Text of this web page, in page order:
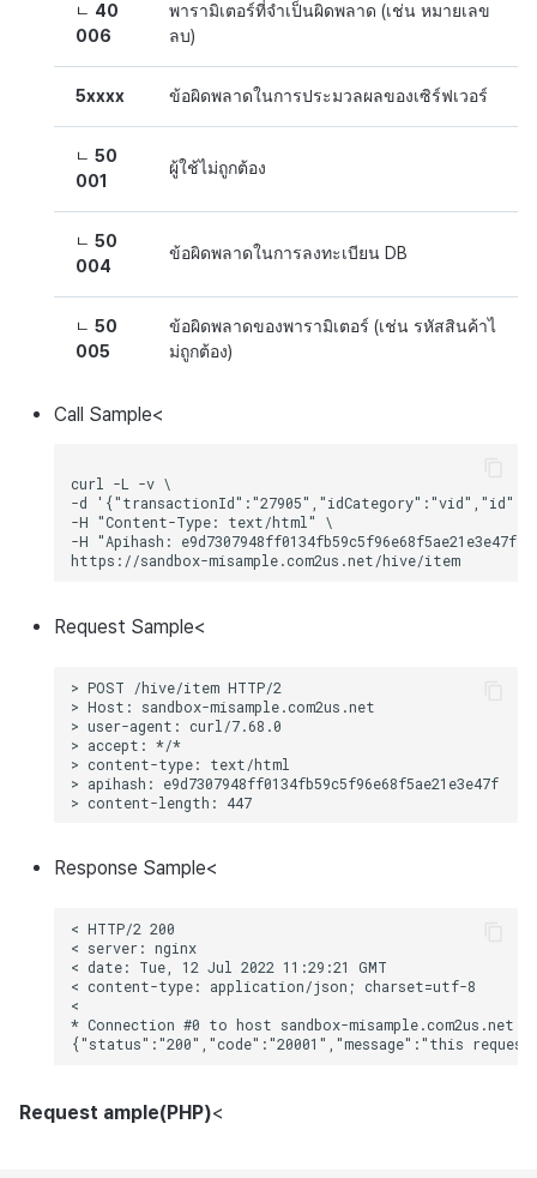
ㄴ 40
006
พารามิเตอร์ที่จำเป็นผิดพลาด (เช่น หมายเลข
ลบ)
5xxxx ข้อผิดพลาดในการประมวลผลของเซิร์ฟเวอร์
ㄴ 50
001
ผู้ใช้ไม่ถูกต้อง
ㄴ 50
004
ข้อผิดพลาดในการลงทะเบียน DB
ㄴ 50
005
ข้อผิดพลาดของพารามิเตอร์ (เช่น รหัสสินค้าไ
ม่ถูกต้อง)
Call Sample<
curl -L -v \
-d
-H "Content-Type: text/html" \
-H "Apihash: e9d7307948ff0134fb59c5f96e68f5ae21e3e47f"
https://sandbox-misample.com2us.net/hive/item
Request Sample<
> accept: */*
> apihash: e9d7307948ff0134fb59c5f96e68f5ae21e3e47f
> content-length: 447
Response Sample<
< server: nginx
Request ample(PHP)<